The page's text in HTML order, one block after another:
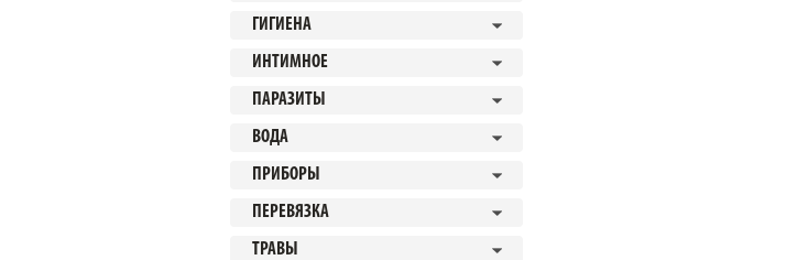
ГИГИЕНА
ИНТИМНОЕ
ПАРАЗИТЫ
ВОДА
ПРИБОРЫ
ПЕРЕВЯЗКА
ТРАВЫ